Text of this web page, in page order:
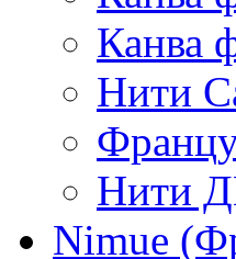
Канва
Нити
Нити
Nimue